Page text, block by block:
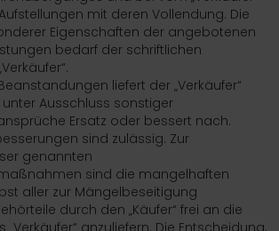
mit deren Vollendung. Die
Eigenschaften der angebotenen
bedarf der schriftlichen
liefert der „Verkäufer“
Ausschluss sonstiger
Ersatz oder bessert nach.
sind zulässig. Zur
genannten
sind die mangelhaften
aller zur Mängelbeseitigung
durch den „Käufer“ frei an die